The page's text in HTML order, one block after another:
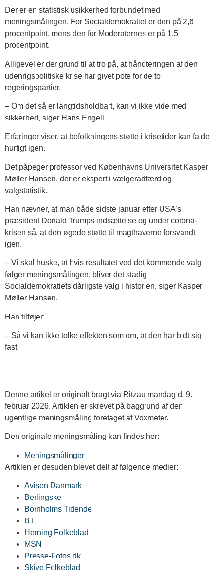
Der er en statistisk usikkerhed forbundet med
meningsmålingen. For Socialdemokratiet er den på 2,6
procentpoint, mens den for Moderaternes er på 1,5
procentpoint.
Alligevel er der grund til at tro på, at håndteringen af den
udenrigspolitiske krise har givet pote for de to
regeringspartier.
– Om det så er langtidsholdbart, kan vi ikke vide med
sikkerhed, siger Hans Engell.
Erfaringer viser, at befolkningens støtte i krisetider kan falde
hurtigt igen.
Det påpeger professor ved Københavns Universitet Kasper
Møller Hansen, der er ekspert i vælgeradfærd og
valgstatistik.
Han nævner, at man både sidste januar efter USA’s
præsident Donald Trumps indsættelse og under corona-
krisen så, at den øgede støtte til magthaverne forsvandt
igen.
– Vi skal huske, at hvis resultatet ved det kommende valg
følger meningsmålingen, bliver det stadig
Socialdemokratiets dårligste valg i historien, siger Kasper
Møller Hansen.
Han tilføjer:
– Så vi kan ikke tolke effekten som om, at den har bidt sig
fast.
Denne artikel er originalt bragt via Ritzau mandag d. 9.
februar 2026. Artiklen er skrevet på baggrund af den
ugentlige meningsmåling foretaget af Voxmeter.
Den originale meningsmåling kan findes her:
Meningsmålinger
Artiklen er desuden blevet delt af følgende medier:
Avisen Danmark
Berlingske
Bornholms Tidende
BT
Herning Folkeblad
MSN
Presse-Fotos.dk
Skive Folkeblad